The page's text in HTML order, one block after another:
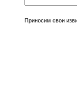
Приносим свои